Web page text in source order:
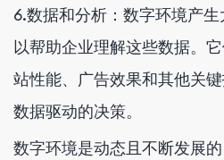
6.数据和分析：数字环境产
以帮助企业理解这些数据。
站性能、广告效果和其他关
数据驱动的决策。
数字环境是动态且不断发展